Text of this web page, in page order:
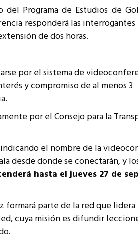
Programa de Estudios de
responderá las
de dos horas.
por el sistema de
y compromiso de al menos 3
por el Consejo para la
el nombre de la
desde donde se conectarán, y
hasta el jueves 27 de
formará parte de la red que
cuya misión es difundir